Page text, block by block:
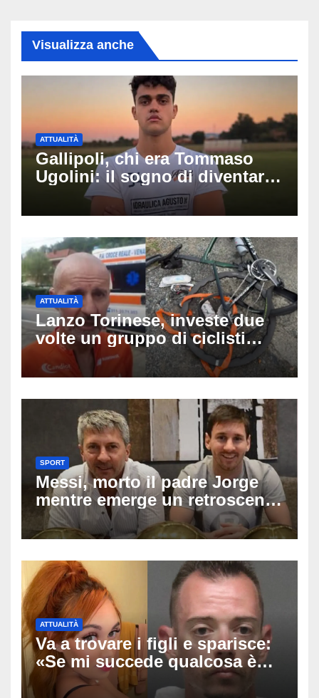
Visualizza anche
ATTUALITÀ
Gallipoli, chi era Tommaso
Ugolini: il sogno di diventare
medico e la fascia da
capitano, il dolore di Bologna
ATTUALITÀ
Lanzo Torinese, investe due
volte un gruppo di ciclisti
dopo una lite: arrestato
73enne, il racconto choc di un
SPORT
Messi, morto il padre Jorge
mentre emerge un retroscena
choc: le minacce di morte al
fuoriclasse durante i Mondiali
ATTUALITÀ
Va a trovare i figli e sparisce:
«Se mi succede qualcosa è
stato lui», Tatiana McIntyre